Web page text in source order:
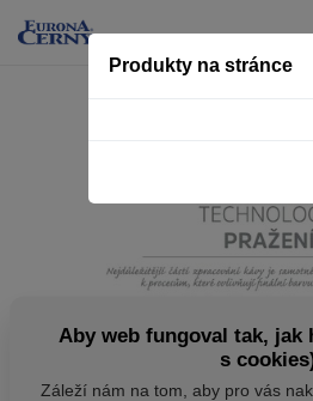
Produkty na stránce
Aby web fungoval tak, jak
s
Záleží nám na tom, aby pro vás